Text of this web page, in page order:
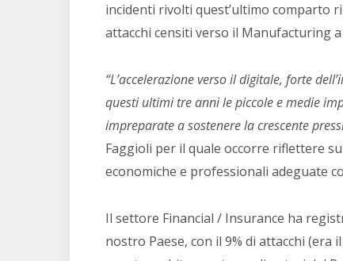
incidenti rivolti quest’ultimo comparto
attacchi censiti verso il Manufacturing
“L’accelerazione verso il digitale, forte
questi ultimi tre anni le piccole e medie
impreparate a sostenere la crescente
Faggioli per il quale occorre riflettere
economiche e professionali adeguate
Il settore Financial / Insurance ha
nostro Paese, con il 9% di attacchi (era